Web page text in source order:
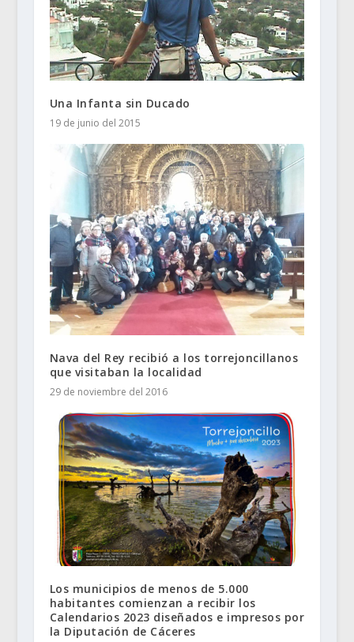
Una Infanta sin Ducado
19 de junio del 2015
Nava del Rey recibió a los torrejoncillanos
que visitaban la localidad
29 de noviembre del 2016
Los municipios de menos de 5.000
habitantes comienzan a recibir los
Calendarios 2023 diseñados e impresos por
la Diputación de Cáceres